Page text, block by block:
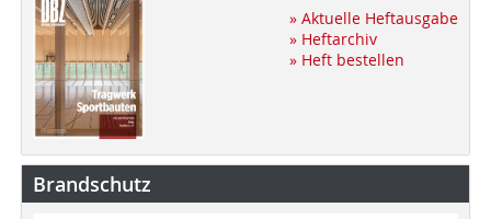
» Aktuelle Heftausgabe
» Heftarchiv
» Heft bestellen
Brandschutz